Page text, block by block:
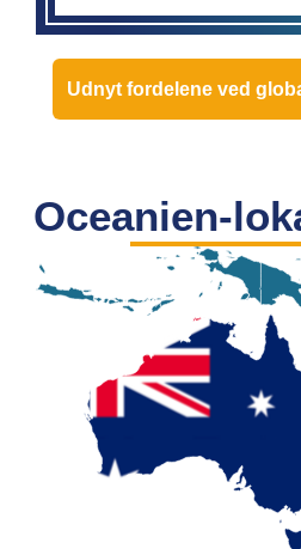
Udnyt fordelene ved
Oceanien-